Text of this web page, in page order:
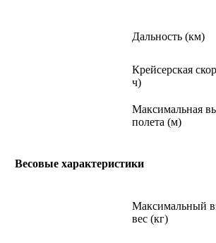
Дальность (км)
Крейсерская
ч)
Максимальная
полета (м)
Весовые характеристики
Максимальный
вес (кг)